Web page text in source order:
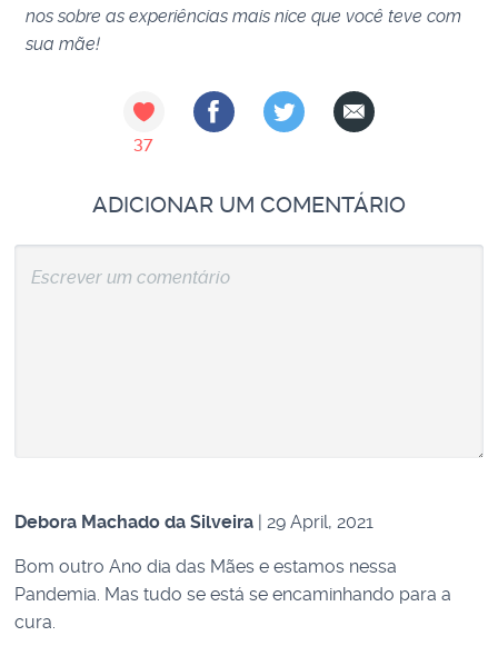
nos sobre as experiências mais nice que você teve com
sua mãe!
37
ADICIONAR UM COMENTÁRIO
Debora Machado da Silveira | 29 April, 2021
Bom outro Ano dia das Mães e estamos nessa
Pandemia. Mas tudo se está se encaminhando para a
cura.